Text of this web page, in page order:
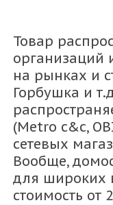
Товар
организаций
на рынках и
Горбушка и
(Metro c&c,
сетевых
Вообще,
для широких
стоимость от